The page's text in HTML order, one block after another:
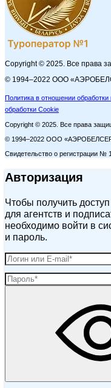
Copyright © 2025. Все права
© 1994–2022 ООО
Политика в отношении
обработки Cookie
Copyright © 2025. Все права
© 1994–2022 ООО
Свидетельство о регистрации №
Авторизация
Чтобы получить
для агентств и
необходимо войти в
и пароль.